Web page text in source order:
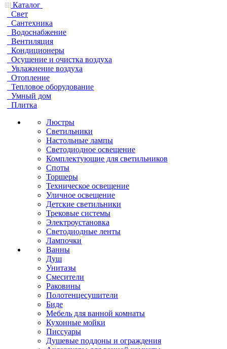
Каталог
Свет
Сантехника
Водоснабжение
Вентиляция
Кондиционеры
Осушение и очистка воздуха
Увлажнение воздуха
Отопление
Тепловое оборудование
Умный дом
Плитка
Люстры
Светильники
Настольные лампы
Светодиодное освещение
Комплектующие для светильников
Споты
Торшеры
Техническое освещение
Уличное освещение
Детские светильники
Трековые системы
Электроустановка
Светодиодные ленты
Лампочки
Ванны
Душ
Унитазы
Смесители
Раковины
Полотенцесушители
Биде
Мебель для ванной комнаты
Кухонные мойки
Писсуары
Душевые поддоны и ограждения